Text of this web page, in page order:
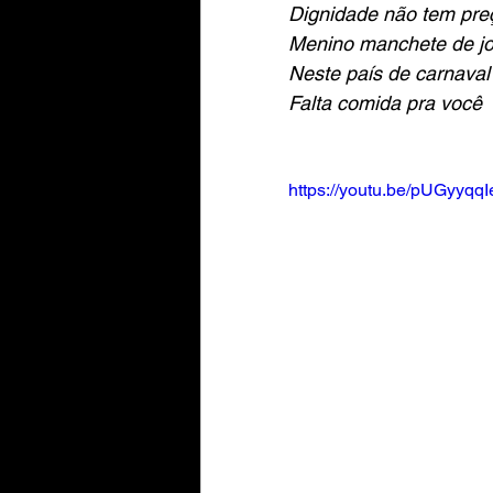
Dignidade não tem
Menino manchete de
Neste país de carnaval
Falta comida pra você
https://youtu.be/